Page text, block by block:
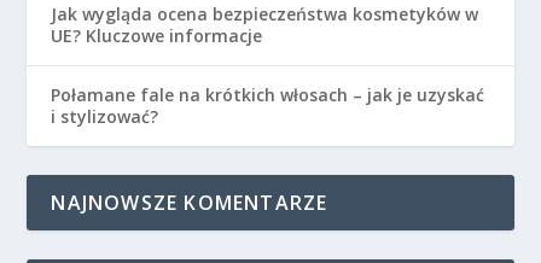
Jak wygląda ocena bezpieczeństwa kosmetyków w
UE? Kluczowe informacje
Połamane fale na krótkich włosach – jak je uzyskać
i stylizować?
NAJNOWSZE KOMENTARZE